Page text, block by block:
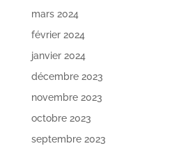
mars 2024
février 2024
janvier 2024
décembre 2023
novembre 2023
octobre 2023
septembre 2023